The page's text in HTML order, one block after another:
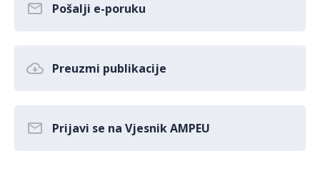
Pošalji e-poruku
Preuzmi publikacije
Prijavi se na Vjesnik AMPEU